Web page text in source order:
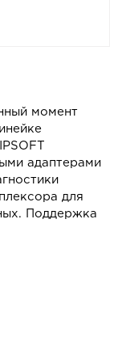
момент
адаптерами
для
Поддержка